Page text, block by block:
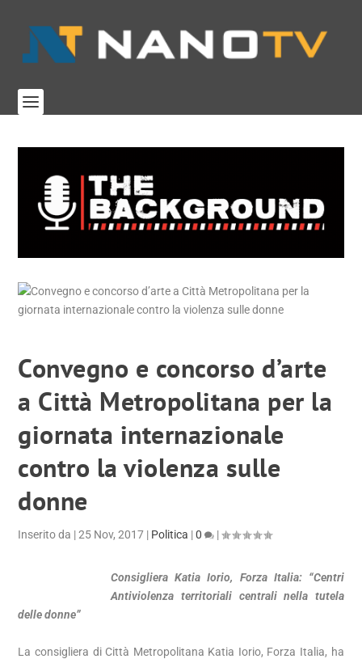
Convegno e concorso d’arte
a Città Metropolitana per la
giornata internazionale
contro la violenza sulle
donne
Inserito da |25 Nov, 2017 | Politica |0 |
Consigliera Katia Iorio, Forza Italia: “Centri
Antiviolenza territoriali centrali nella tutela
delle donne”
La consigliera di Città Metropolitana Katia Iorio, Forza Italia, ha